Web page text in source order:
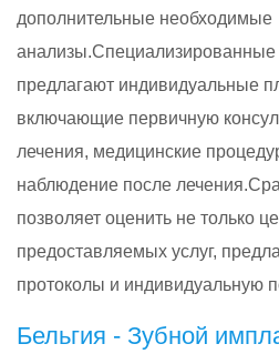
дополнительные необходимые
анализы.Специализированные
предлагают индивидуальные
включающие первичную
лечения, медицинские
наблюдение после
позволяет оценить не только
предоставляемых услуг,
протоколы и индивидуальную
Бельгия - Зубной